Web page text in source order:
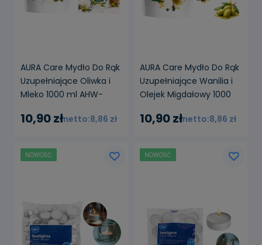
AURA Care Mydło Do Rąk
Uzupełniające Oliwka i
Mleko 1000 ml AHW-
10,90 zł 8,86 zł
AURA Care Mydło Do Rąk
Uzupełniające Wanilia i
Olejek Migdałowy 1000
10,90 zł 8,86 zł
NOWOŚĆ NOWOŚĆ